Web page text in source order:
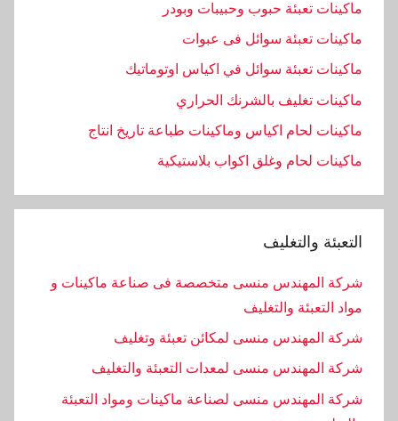
ماكينات تعبئة حبوب وحبيبات وبودر
ماكينات تعبئة سوائل فى عبوات
ماكينات تعبئة سوائل في اكياس اوتوماتيك
ماكينات تغليف بالشرنك الحراري
ماكينات لحام اكياس وماكينات طباعة تاريخ انتاج
ماكينات لحام وغلق اكواب بلاستيكية
التعبئة والتغليف
شركة المهندس منسى متخصصة فى صناعة ماكينات و
مواد التعبئة والتغليف
شركة المهندس منسى لمكائن تعبئة وتغليف
شركة المهندس منسى لمعدات التعبئة والتغليف
شركة المهندس منسى لصناعة ماكينات ومواد التعبئة